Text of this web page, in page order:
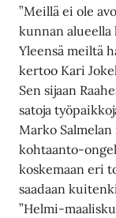
”Meillä ei ole
kunnan alueella
Yleensä meiltä
kertoo Kari
Sen sijaan
satoja
Marko
kohtaanto-
koskemaan eri
saadaan
”Helmi-